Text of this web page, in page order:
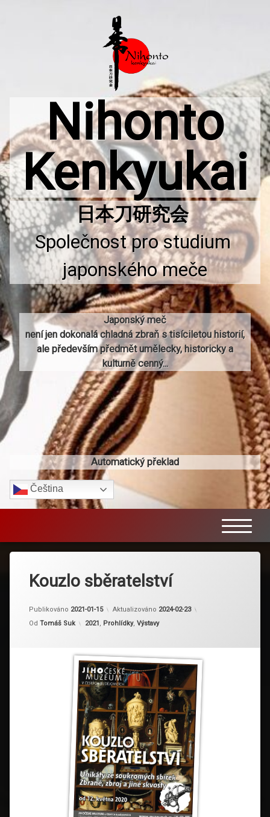
Nihonto
Kenkyukai
Společnost pro studium
japonského meče
Japonský meč
není jen dokonalá chladná zbraň s tisíciletou historií,
ale především předmět umělecky, historicky a
kulturně cenný...
Automatický překlad
Čeština‎
Kouzlo sběratelství
Publikováno 2021-01-15 Aktualizováno 2024-02-23
Od Tomáš Suk Kategorie:
2021 Prohlídky, Výstavy